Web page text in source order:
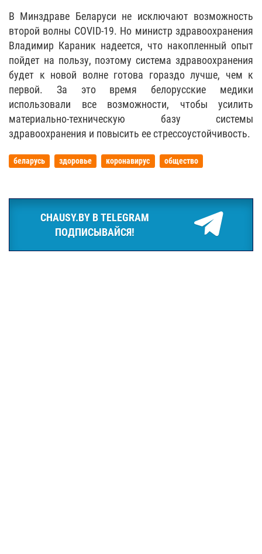
В Минздраве Беларуси не исключают возможность
второй волны COVID-19. Но министр здравоохранения
Владимир Караник надеется, что накопленный опыт
пойдет на пользу, поэтому система здравоохранения
будет к новой волне готова гораздо лучше, чем к
первой. За это время белорусские медики
использовали все возможности, чтобы усилить
материально-техническую базу системы
здравоохранения и повысить ее стрессоустойчивость.
беларусь здоровье коронавирус общество
CHAUSY.BY В TELEGRAM
ПОДПИСЫВАЙСЯ!